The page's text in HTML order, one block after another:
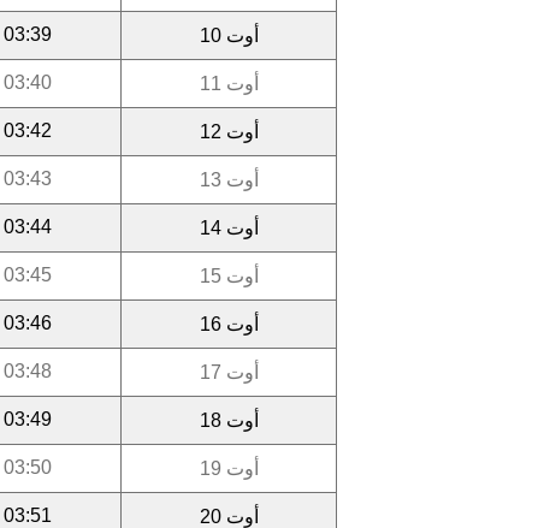
أوت 10 03:39
أوت 11 03:40
أوت 12 03:42
أوت 13 03:43
أوت 14 03:44
أوت 15 03:45
أوت 16 03:46
أوت 17 03:48
أوت 18 03:49
أوت 19 03:50
أوت 20 03:51